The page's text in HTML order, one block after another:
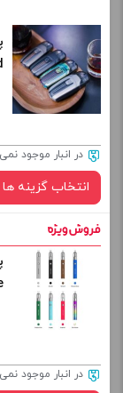
برای فعال شدن
از کادر بالا انتخاب
+
در انبار موجود
انتخاب گزینه ها
برای فعال شدن
از کادر بالا انتخاب
در انبار موجود